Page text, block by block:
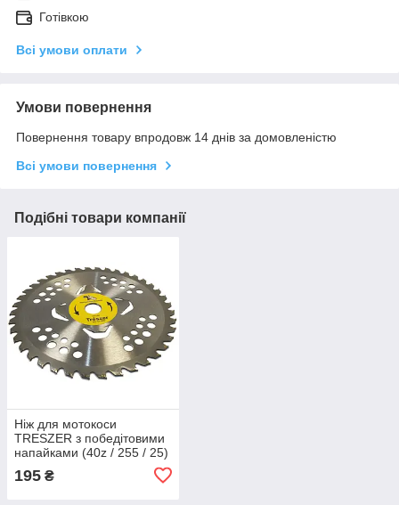
Готівкою
Всі умови оплати
Умови повернення
Повернення товару впродовж 14 днів за домовленістю
Всі умови повернення
Подібні товари компанії
Ніж для мотокоси
TRESZER з победітовими
напайками (40z / 255 / 25)
195 ₴